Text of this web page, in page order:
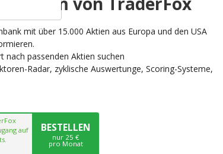
mit über 15.000 Aktien aus Europa und den USA
nach passenden Aktien suchen
Radar, zyklische Auswertunge, Scoring-Systeme,
auf
BESTELLEN
nur 25 €
pro Monat